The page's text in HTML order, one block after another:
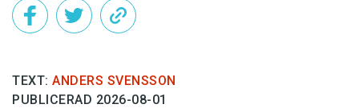
TEXT: ANDERS SVENSSON
PUBLICERAD 2026-08-01